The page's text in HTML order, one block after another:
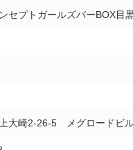
セプトガールズバーBOX目
大崎2-26-5 メグロードビ